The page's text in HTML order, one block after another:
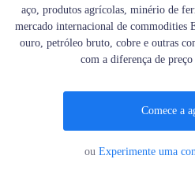
Sobre nós
Português
Trader
aço, produtos agrícolas, minério de
mercado internacional de commodities
ouro, petróleo bruto, cobre e outras
com a diferença de
Comece a
ou Experimente uma